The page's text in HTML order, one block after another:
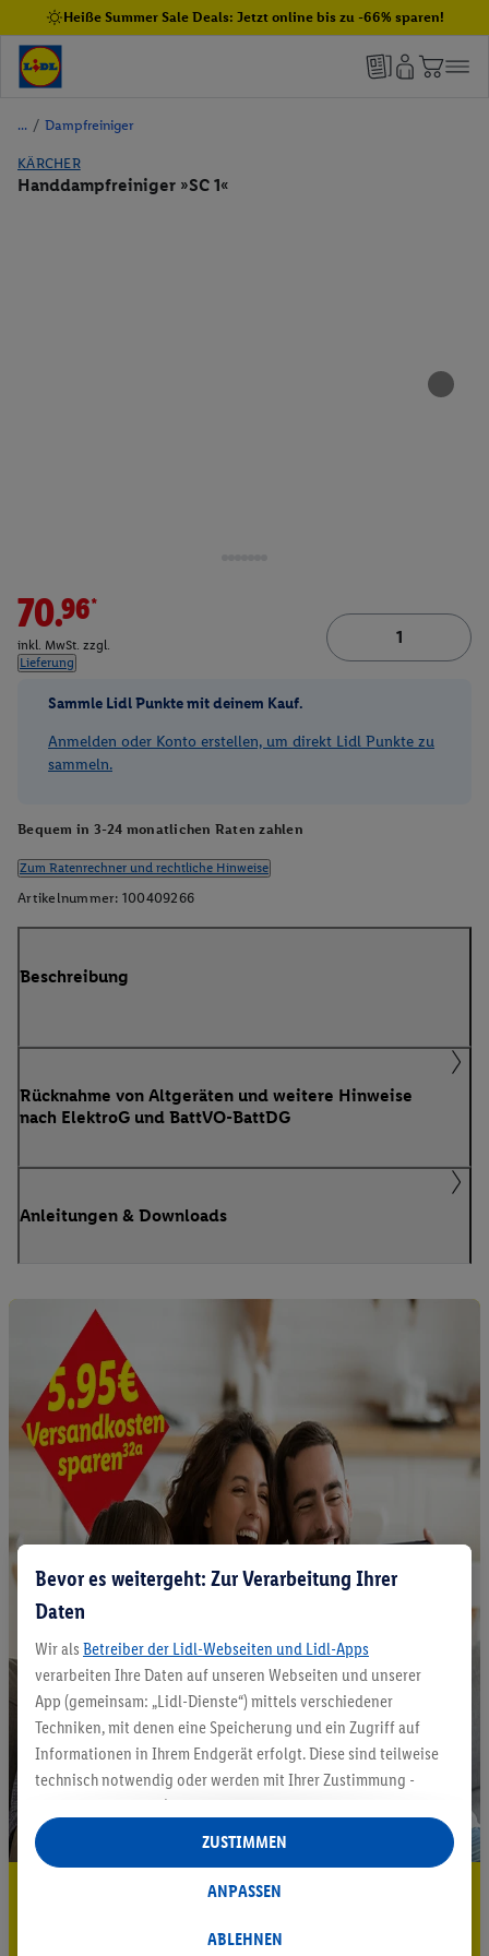
Heiße Summer Sale Deals: Jetzt online bis zu -66% sparen!
/ Dampfreiniger
KÄRCHER
Handdampfreiniger »SC 1«
70.96*
inkl. MwSt. zzgl.
Lieferung
Sammle Lidl Punkte mit deinem Kauf.
Anmelden oder Konto erstellen, um direkt Lidl Punkte zu
sammeln.
Bequem in 3-24 monatlichen Raten zahlen
Zum Ratenrechner und rechtliche Hinweise
Artikelnummer: 100409266
Beschreibung
Rücknahme von Altgeräten und weitere Hinweise
nach ElektroG und BattVO-BattDG
Anleitungen & Downloads
5.95 € Versand sparen³²ᵃ
Jetzt zum Newsletter anmelden
Bevor es weitergeht: Zur Verarbeitung Ihrer
Daten
Wir als Betreiber der Lidl-Webseiten und Lidl-Apps
verarbeiten Ihre Daten auf unseren Webseiten und unserer
App (gemeinsam: „Lidl-Dienste“) mittels verschiedener
Techniken, mit denen eine Speicherung und ein Zugriff auf
Informationen in Ihrem Endgerät erfolgt. Diese sind teilweise
technisch notwendig oder werden mit Ihrer Zustimmung -
auch durch Partner (u.a.
Verantwortliche; im Zusammenhang mit dem IAB TCF
insgesamt
Statistik-Erstellung oder für personalisierte Werbung
Datenverarbeitungen für personalisierte Werbung werden
ABLEHNEN
ANPASSEN
ZUSTIMMEN